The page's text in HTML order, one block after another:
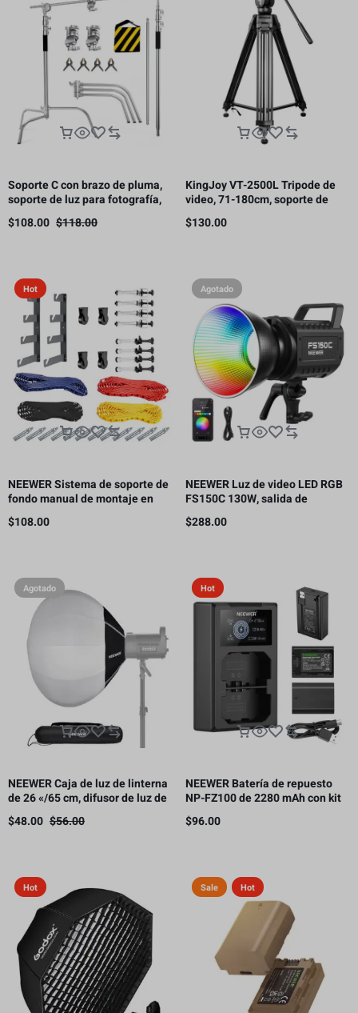
Soporte C con brazo de pluma,
soporte de luz para fotografía,
3.3 m, 10 kg de carga（Este
producto está sujeto a gastos
$118.00
$108.00
KingJoy VT-2500L Tripode de
video, 71-180cm, soporte de
carga 11kg.
$130.00
Hot
NEEWER Sistema de soporte de
fondo manual de montaje en
pared de 4 rodillos, capacidad
de carga por rodillo: 22 lb/10 kg
$108.00
Agotado
NEEWER Luz de video LED RGB
FS150C 130W, salida de
iluminación continua COB de
2500-7500K con CRI97/TLCI98
$288.00
Agotado
NEEWER Caja de luz de linterna
de 26 «/65 cm, difusor de luz de
liberación rápida 360° Bowens
Mount Softbox con aleación de
$56.00
$48.00
Hot
NEEWER Batería de repuesto
NP-FZ100 de 2280 mAh con kit
de cargador USB de doble canal
$96.00
Hot Sale Hot